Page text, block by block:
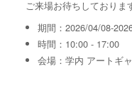
ご来場お待ちしておりま
期間：2026/04/08-
時間：10:00 - 17:00
会場：学内 アートギ